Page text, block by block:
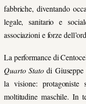
fabbriche, diventando
legale, sanitario e
associazioni e forze
La performance di
Quarto Stato di
la visione: protagoniste
moltitudine maschile. In